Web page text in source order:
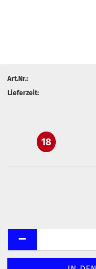
Art.Nr.:
Lieferzeit:
18